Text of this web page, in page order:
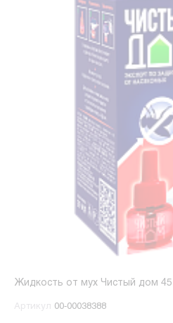
Жидкость от мух Чистый дом
Артикул 00-00038388